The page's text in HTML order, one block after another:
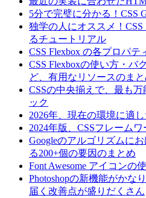
5分で完璧に分かる！CSS
独学の人にオススメ！
るチュートリアル
CSS Flexbox の各プロパ
CSS Flexboxの使い方・バ
ど、有用なリソースのま
CSSの中央揃えで、最も
ック
2026年、現在の環境に適
2024年版、CSSフレーム
Googleのアルゴリズムに
る200+個の要因のまとめ
Font Awesome アイコンの
Photoshopの新機能がかな
届く改善点が盛りだくさん